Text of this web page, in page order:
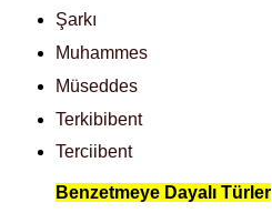
Şarkı
Muhammes
Müseddes
Terkibibent
Terciibent
Benzetmeye Dayalı Türler